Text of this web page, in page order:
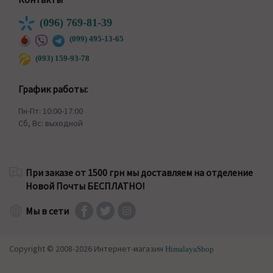
(096) 769-81-39
(099) 495-13-65
(093) 159-93-78
График работы:
Пн-Пт: 10:00-17:00
Сб, Вс: выходной
При заказе от 1500 грн мы доставляем на отделение
Новой Почты БЕСПЛАТНО!
Мы в сети
Copyright © 2008-2026 Интернет-магазин HimalayaShop